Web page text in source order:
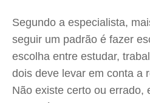
Segundo a especialista,
seguir um padrão é fazer
escolha entre estudar,
dois deve levar em conta a
Não existe certo ou errado,